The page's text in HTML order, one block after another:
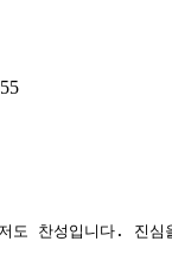
도 찬성입니다. 진심